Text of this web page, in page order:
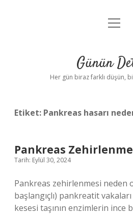
Anasayfa
Yasal
menüyü
Günün
Her gün biraz farklı düşün,
Etiket: Pankreas hasarı
Pankreas
Tarih: Eylül 30, 2024
Pankreas zehirlenmesi neden
başlangıçlı) pankreatit
kesesi taşının enzimlerin ince